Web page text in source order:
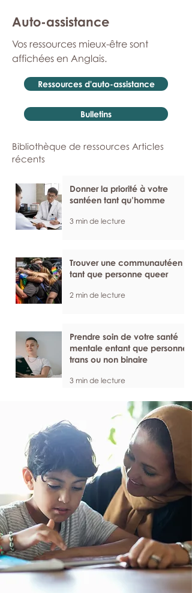
Auto-assistance
Vos ressources mieux-être sont
affichées en Anglais.
Ressources d'auto-assistance
Bulletins
Bibliothèque de ressources Articles
récents
Donner la priorité à votre
santéen tant qu’homme
3 min de lecture
Trouver une communautéen
tant que personne queer
2 min de lecture
Prendre soin de votre santé
mentale entant que personne
trans ou non binaire
3 min de lecture